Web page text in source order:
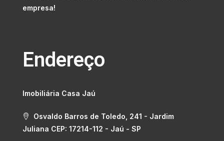
empresa!
Endereço
Imobiliária Casa Jaú
Osvaldo Barros de Toledo, 241 - Jardim
Juliana CEP: 17214-112 - Jaú - SP